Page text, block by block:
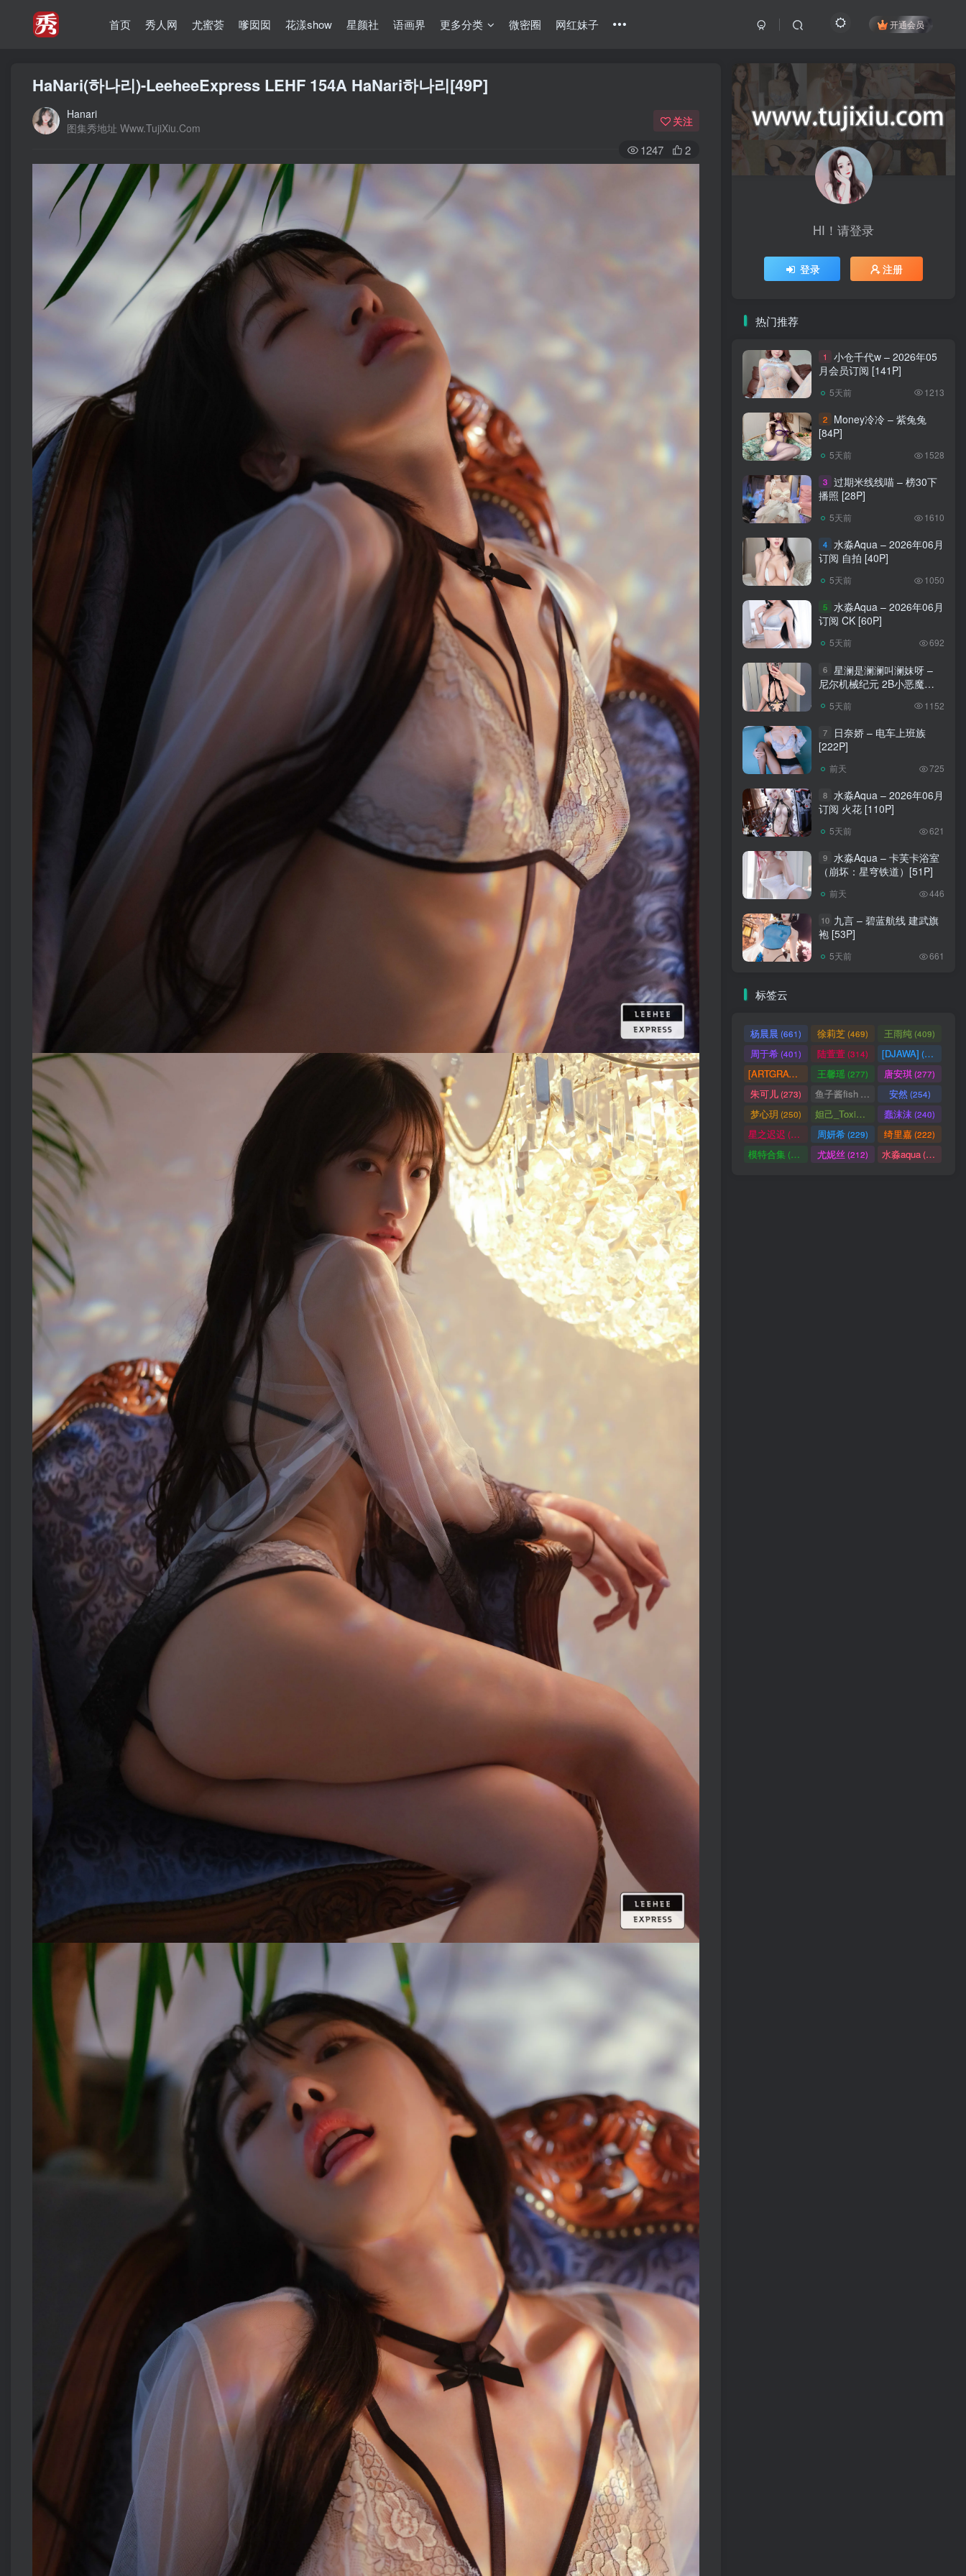
首页 秀人网 尤蜜荟 嗲囡囡 花漾show 星颜社 语画界 更多分类 微密圈 网红妹子 开通会员
HaNari(하나리)-LeeheeExpress LEHF 154A HaNari하나리[49P]
Hanari
图集秀地址 Www.TujiXiu.Com
关注
1247 2
HI！请登录
登录 注册
热门推荐
1
小仓千代w – 2026年05
月会员订阅 [141P]
5天前 1213
2
Money冷冷 – 紫兔兔
[84P]
5天前 1528
3 过期米线线喵 – 榜30下
播照 [28P]
5天前 1610
4 水淼Aqua – 2026年06月
订阅 自拍 [40P]
5天前 1050
5 水淼Aqua – 2026年06月
订阅 CK [60P]
5天前 692
6 星澜是澜澜叫澜妹呀 –
尼尔机械纪元 2B小恶魔
5天前 1152
7
日奈娇 – 电车上班族
[222P]
前天 725
8 水淼Aqua – 2026年06月
订阅 火花 [110P]
5天前 621
9 水淼Aqua – 卡芙卡浴室
（崩坏：星穹铁道）[51P]
前天 446
10 九言 – 碧蓝航线 建武旗
袍 [53P]
5天前 661
标签云
杨晨晨 (661) 徐莉芝(469) 王雨纯 (409)
周于希(401) 陆萱萱(314) [DJAWA] (290)
[ARTGRAVIA] (290)
王馨瑶(277) 唐安琪(277)
朱可儿(273) 鱼子酱fish 安然(254)
梦心玥 (250) 妲己_Toxic(247)蠢沫沫(240)
星之迟迟 (238) 周妍希(229) 绮里嘉(222)
模特合集(218) 尤妮丝 (212) 水淼aqua(172)